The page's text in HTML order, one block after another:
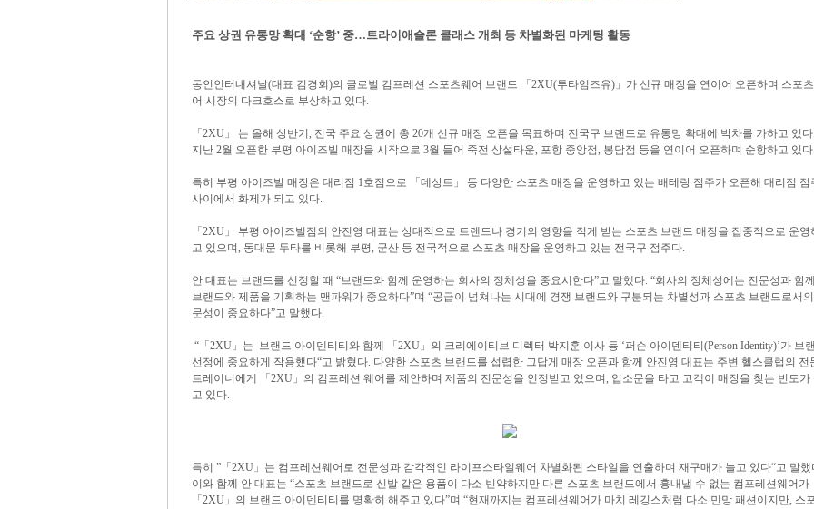
주요 상권 유통망 확대 ‘순항’ 중…트라이애슬론 클래스 개최 등 차별화된 마케팅 활동
동인인터내셔날(대표 김경회)의 글로벌 컴프레션 스포츠웨어 브랜드 「2XU(투타임즈유)」가 신규 매장을 연이어 오픈하며 스포
어 시장의 다크호스로 부상하고 있다.
「2XU」 는 올해 상반기, 전국 주요 상권에 총 20개 신규 매장 오픈을 목표하며 전국구 브랜드로 유통망 확대에 박차를 가하고 있
지난 2월 오픈한 부평 아이즈빌 매장을 시작으로 3월 들어 죽전 상설타운, 포항 중앙점, 봉담점 등을 연이어 오픈하며 순항하고 있
특히 부평 아이즈빌 매장은 대리점 1호점으로 「데상트」 등 다양한 스포츠 매장을 운영하고 있는 배테랑 점주가 오픈해 대리점 점
사이에서 화제가 되고 있다.
「2XU」 부평 아이즈빌점의 안진영 대표는 상대적으로 트렌드나 경기의 영향을 적게 받는 스포츠 브랜드 매장을 집중적으로 운영
고 있으며, 동대문 두타를 비롯해 부평, 군산 등 전국적으로 스포츠 매장을 운영하고 있는 전국구 점주다.
안 대표는 브랜드를 선정할 때 “브랜드와 함께 운영하는 회사의 정체성을 중요시한다”고 말했다. “회사의 정체성에는 전문성과 함
브랜드와 제품을 기획하는 맨파워가 중요하다”며 “공급이 넘쳐나는 시대에 경쟁 브랜드와 구분되는 차별성과 스포츠 브랜드로서
문성이 중요하다”고 말했다.
“「2XU」는 브랜드 아이덴티티와 함께 「2XU」의 크리에이티브 디렉터 박지훈 이사 등 ‘퍼슨 아이덴티티(Person Identity)’가 브
선정에 중요하게 작용했다“고 밝혔다. 다양한 스포츠 브랜드를 섭렵한 그답게 매장 오픈과 함께 안진영 대표는 주변 헬스클럽의 전
트레이너에게 「2XU」의 컴프레션 웨어를 제안하며 제품의 전문성을 인정받고 있으며, 입소문을 타고 고객이 매장을 찾는 빈도가
고 있다.
특히 ”「2XU」는 컴프레션웨어로 전문성과 감각적인 라이프스타일웨어 차별화된 스타일을 연출하며 재구매가 늘고 있다“고 말했
이와 함께 안 대표는 “스포츠 브랜드로 신발 같은 용품이 다소 빈약하지만 다른 스포츠 브랜드에서 흉내낼 수 없는 컴프레션웨어가
「2XU」의 브랜드 아이덴티티를 명확히 해주고 있다”며 “현재까지는 컴프레션웨어가 마치 레깅스처럼 다소 민망 패션이지만, 스